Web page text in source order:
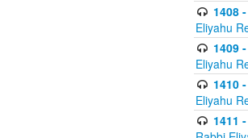
1408
Eliyahu
1409
Eliyahu
1410
Eliyahu
1411